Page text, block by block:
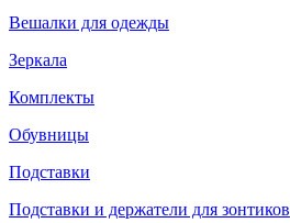
Вешалки для одежды
Зеркала
Комплекты
Обувницы
Подставки
Подставки и держатели для зонтиков